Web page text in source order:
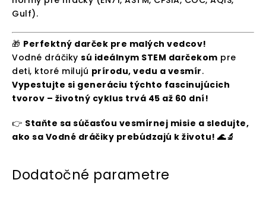
Gulf).
🎁 Perfektný darček pre malých vedcov!
Vodné dráčiky sú ideálnym STEM darčekom pre
deti, ktoré milujú prírodu, vedu a vesmír.
Vypestujte si generáciu týchto fascinujúcich
tvorov – životný cyklus trvá 45 až 60 dní!
👉 Staňte sa súčasťou vesmírnej misie a sledujte,
ako sa Vodné dráčiky prebúdzajú k životu! 🌊🔬
Dodatočné parametre